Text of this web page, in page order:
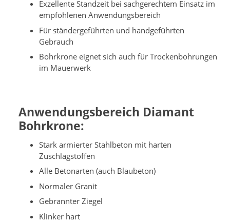
Exzellente Standzeit bei sachgerechtem Einsatz im
empfohlenen Anwendungsbereich
Für ständergeführten und handgeführten
Gebrauch
Bohrkrone eignet sich auch für Trockenbohrungen
im Mauerwerk
Anwendungsbereich Diamant
Bohrkrone:
Stark armierter Stahlbeton mit harten
Zuschlagstoffen
Alle Betonarten (auch Blaubeton)
Normaler Granit
Gebrannter Ziegel
Klinker hart